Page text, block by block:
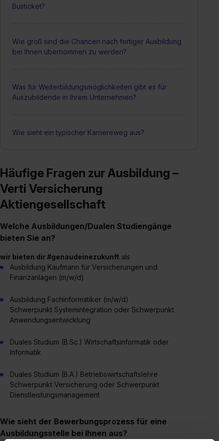
Busticket?
Wie groß sind die Chancen nach fertiger Ausbildung
bei Ihnen übernommen zu werden?
Was für Weiterbildungsmöglichkeiten gibt es für
Auszubildende in Ihrem Unternehmen?
Wie sieht ein typischer Karriereweg aus?
Häufige Fragen zur Ausbildung –
Verti Versicherung
Aktiengesellschaft
Welche Ausbildungen/Dualen Studiengänge
bieten Sie an?
wir bieten dir #genaudeinezukunft als
Ausbildung Kaufmann für Versicherungen und
Finanzanlagen (m/w/d)
Ausbildung Fachinformatiker (m/w/d)
Schwerpunkt Systemintegration oder Schwerpunkt
Anwendungsentwicklung
Duales Studium (B.Sc.) Wirtschaftsinformatik oder
Informatik
Duales Studium (B.A.) Betriebswirtschaftslehre
Schwerpunkt Versicherung oder Schwerpunkt
Dienstleistungsmanagement
Wie sieht der Bewerbungsprozess für eine
Ausbildungsstelle bei Ihnen aus?